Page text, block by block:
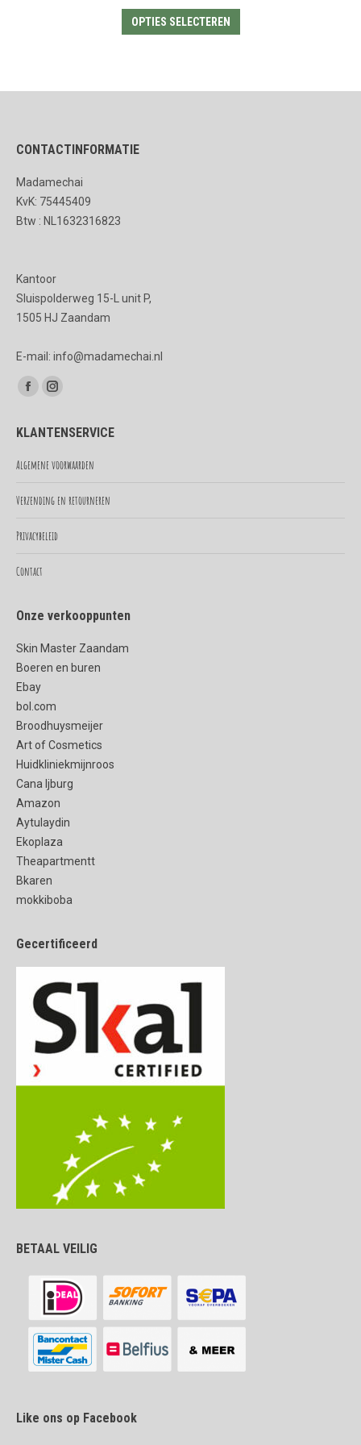
OPTIES SELECTEREN
CONTACTINFORMATIE
Madamechai
KvK: 75445409
Btw : NL1632316823
Kantoor
Sluispolderweg 15-L unit P,
1505 HJ Zaandam
E-mail: info@madamechai.nl
Vind ons op:
Facebook
opens
in
window
Instagram
opens
in
window
KLANTENSERVICE
Algemene voorwaarden
Verzending en retourneren
Privacybeleid
Contact
Onze verkooppunten
Skin Master Zaandam
Boeren en buren
Ebay
bol.com
Broodhuysmeijer
Art of Cosmetics
Huidkliniekmijnroos
Cana Ijburg
Amazon
Aytulaydin
Ekoplaza
Theapartmentt
Bkaren
mokkiboba
Gecertificeerd
BETAAL VEILIG
Like ons op Facebook